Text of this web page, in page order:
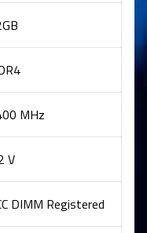
MHz
V
DIMM Registered